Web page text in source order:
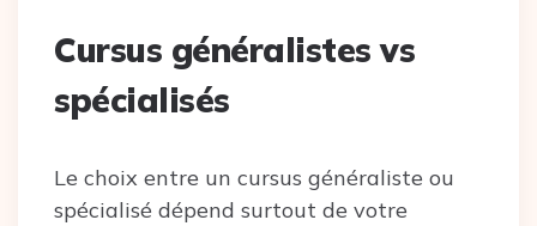
Cursus généralistes vs
spécialisés
Le choix entre un cursus généraliste ou
spécialisé dépend surtout de votre